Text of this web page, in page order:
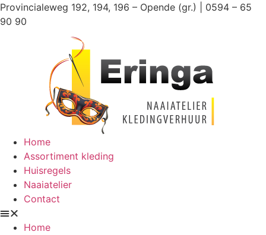
Ga
naar
Provincialeweg 192, 194, 196 – Opende (gr.) | 0594 – 65
90 90
Home
Assortiment kleding
Huisregels
Naaiatelier
Contact
Home